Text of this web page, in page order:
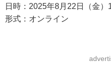
日時：2025年8月22日（金）
形式：オンライン